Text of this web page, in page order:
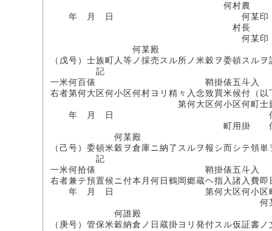
何村農
年 月 日 何某印
村長
何某印
何某殿
（戊号）士族町人等ノ採売スル所ノ米穀ヲ委頓スル
記
一米何百俵 鞘掛俵五斗入
右者第何大区何小区何村ヨリ精々入念致買米候付（以
第何大区何小区何町士族或
年 月 日 何某
町用掛 何某
何某殿
（己号）委頓米穀ヲ倉庫ニ納了スルヲ報シ而シテ領
記
一米何拾俵 鞘掛俵五斗入
右者兼テ預置候ニ付本月何日鶴岡郷蔵ヘ指入諸入費
年 月 日 第何大区何小区町士
何某
何誰殿
（庚号）管保米穀納倉ノ日蔵掛ヨリ発付スル仮証書ノ